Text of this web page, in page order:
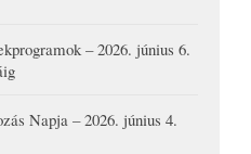
– 2026. június 6.
Napja – 2026. június 4.